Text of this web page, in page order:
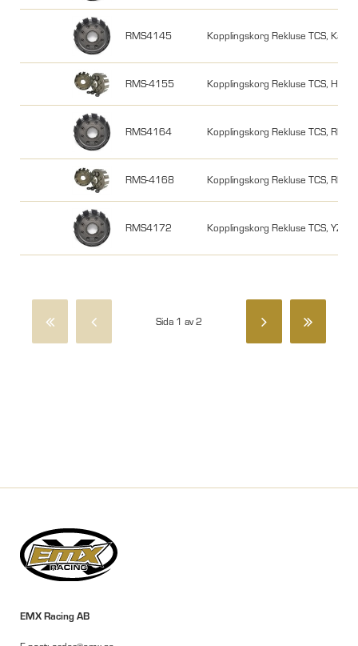
RMS4145 Kopplingskorg Rekluse TCS,
RMS-4155 Kopplingskorg Rekluse TCS,
RMS4164 Kopplingskorg Rekluse TCS,
RMS-4168 Kopplingskorg Rekluse TCS,
RMS4172 Kopplingskorg Rekluse TCS,
Sida 1 av 2
EMX Racing AB